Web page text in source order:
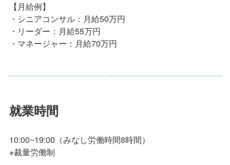
【月給例】
・シニアコンサル：月給50万円
・リーダー：月給55万円
・マネージャー：月給70万円
就業時間
10:00~19:00（みなし労働時間8時間）